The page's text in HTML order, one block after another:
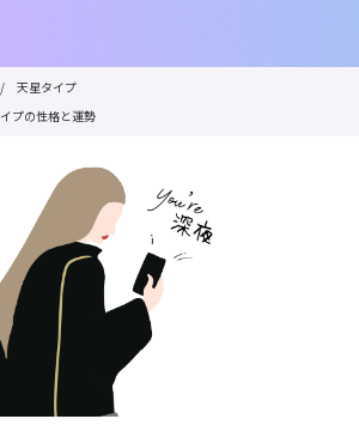
/
天星タイプ
プの性格と運勢